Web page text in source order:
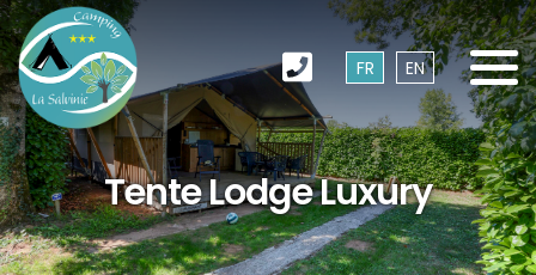
FR EN
Tente Lodge Luxury